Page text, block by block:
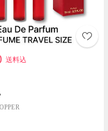
送料込